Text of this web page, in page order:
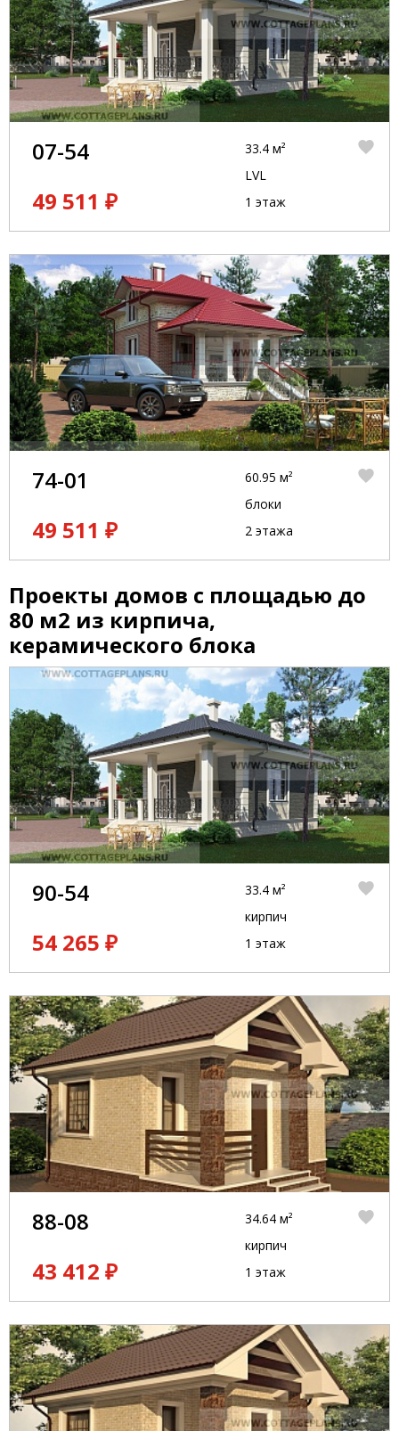
07-54
49 511 ₽
33.4 м²
LVL
1 этаж
74-01
49 511 ₽
60.95 м²
блоки
2 этажа
Проекты домов с площадью до
80 м2 из кирпича,
керамического блока
90-54
54 265 ₽
33.4 м²
кирпич
1 этаж
88-08
43 412 ₽
34.64 м²
кирпич
1 этаж